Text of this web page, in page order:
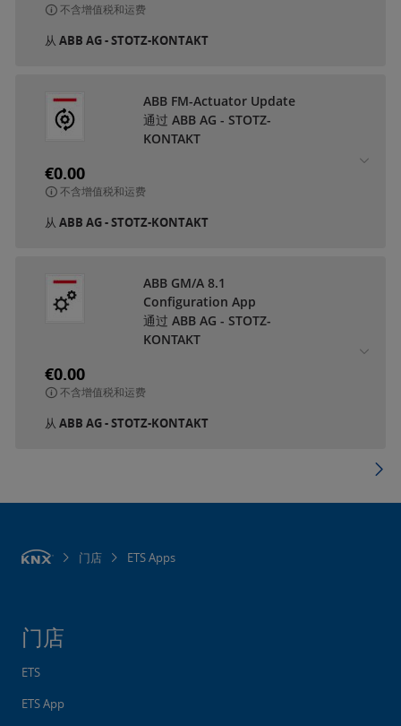
不含增值税和运费
从 ABB AG - STOTZ-KONTAKT
ABB FM-Actuator Update
通过 ABB AG - STOTZ-
KONTAKT
€0.00
不含增值税和运费
从 ABB AG - STOTZ-KONTAKT
ABB GM/A 8.1
Configuration App
通过 ABB AG - STOTZ-
KONTAKT
€0.00
不含增值税和运费
从 ABB AG - STOTZ-KONTAKT
门店 ETS Apps
门店
ETS
ETS App